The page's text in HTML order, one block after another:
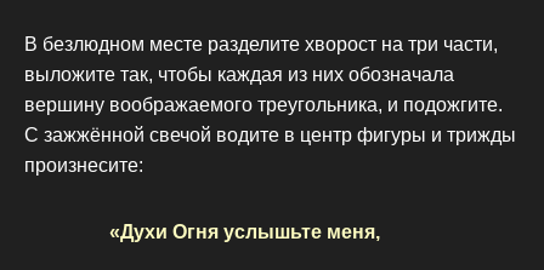
В безлюдном месте разделите хворост на три части,
выложите так, чтобы каждая из них обозначала
вершину воображаемого треугольника, и подожгите.
С зажжённой свечой водите в центр фигуры и трижды
произнесите:
«Духи Огня услышьте меня,